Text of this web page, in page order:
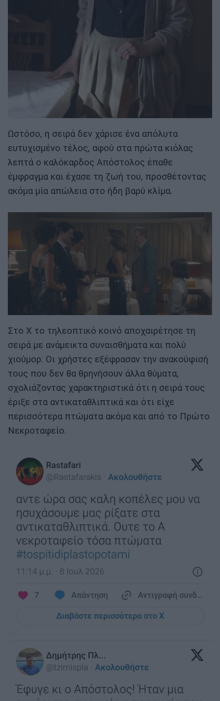
Ωστόσο, η σειρά δεν χάρισε ένα απόλυτα
ευτυχισμένο τέλος, αφού στα πρώτα κιόλας
λεπτά ο καλόκαρδος Απόστολος έπαθε
έμφραγμα και έχασε τη ζωή του, προσθέτοντας
ακόμα μία απώλεια στο ήδη βαρύ κλίμα.
Στο Χ το τηλεοπτικό κοινό αποχαιρέτησε τη
σειρά με ανάμεικτα συναισθήματα και πολύ
χιούμορ. Οι χρήστες εξέφρασαν την ανακούφισή
τους που δεν θα θρηνήσουν άλλα θύματα,
σχολιάζοντας χαρακτηριστικά ότι η σειρά τους
έριξε στα αντικαταθλιπτικά και ότι είχε
περισσότερα πτώματα ακόμα και από το Πρώτο
Νεκροταφείο.